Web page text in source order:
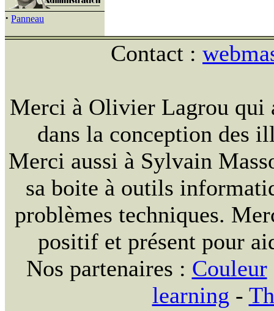
· Panneau
Contact :
Merci à Olivier Lagrou qui
dans la conception des
Merci aussi à Sylvain
sa boite à outils
problèmes techniques.
positif et présent pour
Nos partenaires : Couleur
learning -